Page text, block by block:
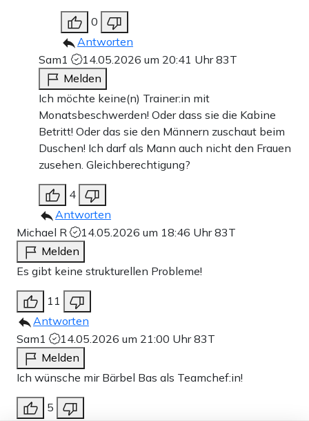
0
Antworten
Sam1
14.05.2026 um 20:41 Uhr83T
Melden
Ich möchte keine(n) Trainer:in mit
Monatsbeschwerden! Oder dass sie die Kabine
Betritt! Oder das sie den Männern zuschaut beim
Duschen! Ich darf als Mann auch nicht den Frauen
zusehen. Gleichberechtigung?
4
Antworten
Michael R
14.05.2026 um 18:46 Uhr83T
Melden
Es gibt keine strukturellen Probleme!
11
Antworten
Sam1
14.05.2026 um 21:00 Uhr83T
Melden
Ich wünsche mir Bärbel Bas als Teamchef:in!
5